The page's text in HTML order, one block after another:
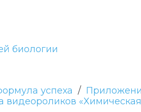
биологии
успеха /
видеороликов